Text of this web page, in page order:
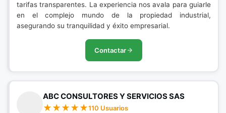
tarifas transparentes. La experiencia nos avala para guiarle
en el complejo mundo de la propiedad industrial,
asegurando su tranquilidad y éxito empresarial.
Contactar
ABC CONSULTORES Y SERVICIOS SAS
110 Usuarios